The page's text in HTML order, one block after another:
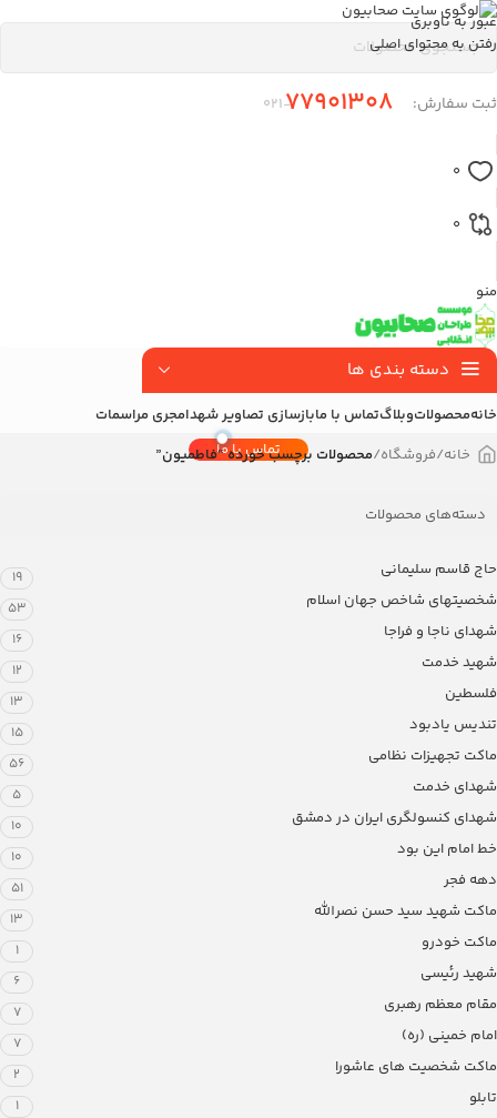
عبور به ناوبری
رفتن به محتوای اصلی
ثبت سفارش: 77901308
-۰21
0
0
منو
دسته بندی ها
خانهمحصولاتوبلاگتماس با مابازسازی تصاویر شهدامجری مراسمات
تماس با ما
خانه/فروشگاه/محصولات برچسب خورده “فاطمیون”
دسته‌های محصولات
حاج قاسم سلیمانی 19
شخصیتهای شاخص جهان اسلام 53
شهدای ناجا و فراجا 16
شهید خدمت 12
فلسطین 13
تندیس یادبود 15
ماکت تجهیزات نظامی 56
شهدای خدمت 5
شهدای کنسولگری ایران در دمشق 10
خط امام این بود 10
دهه فجر 51
ماکت شهید سید حسن نصرالله 13
ماکت خودرو 1
شهید رئیسی 6
مقام معظم رهبری 7
امام خمینی (ره) 7
ماکت شخصیت های عاشورا 2
تابلو 1